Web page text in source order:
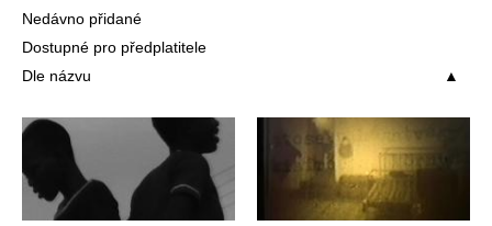
Nedávno přidané
Dostupné pro předplatitele
Dle názvu